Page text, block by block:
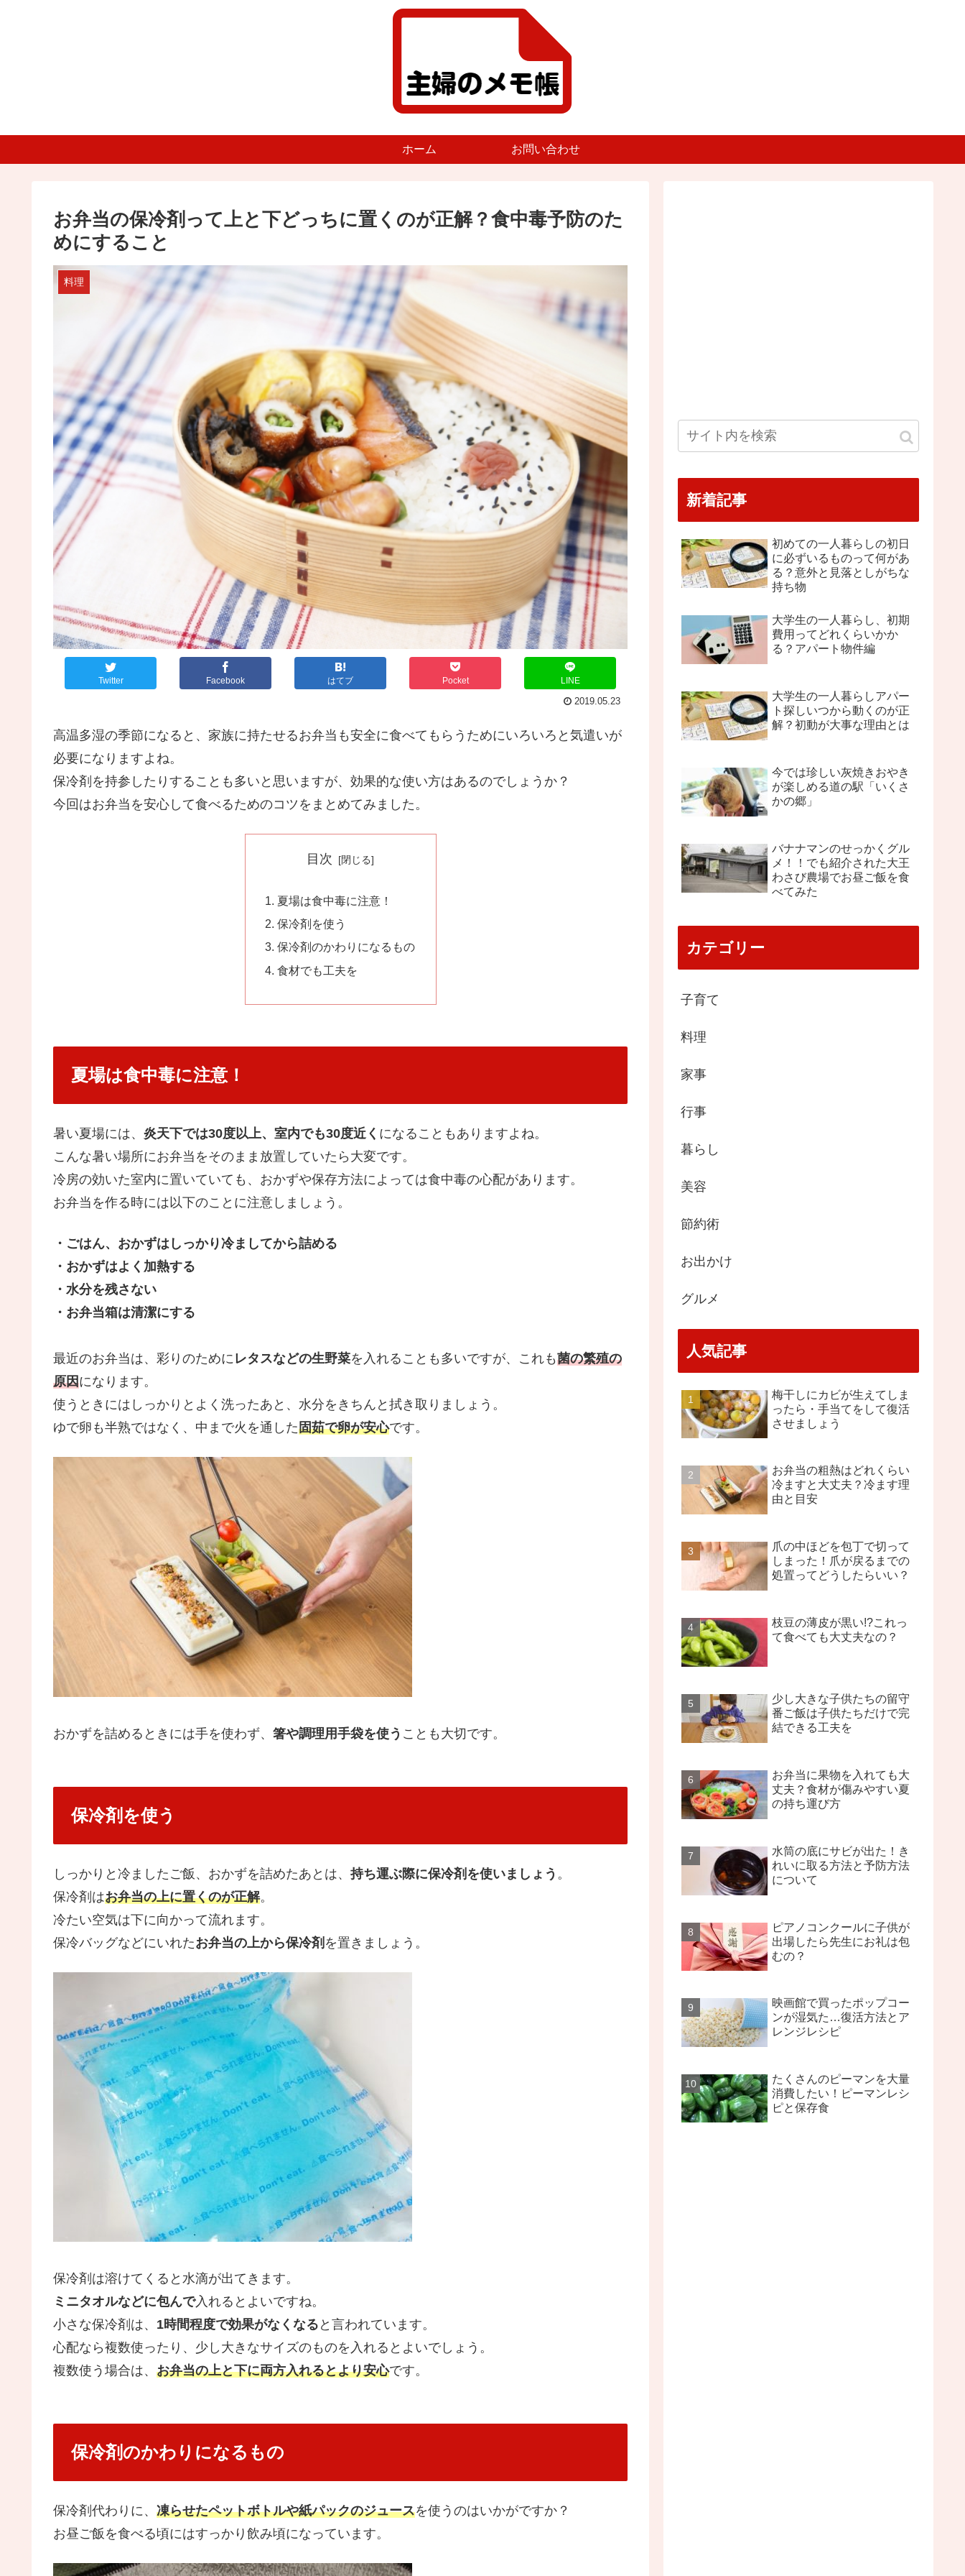
ホーム お問い合わせ
お弁当の保冷剤って上と下どっちに置くのが正解？食中毒予防のた
めにすること
料理
Twitter Facebook はてブ Pocket LINE
2019.05.23
高温多湿の季節になると、家族に持たせるお弁当も安全に食べてもらうためにいろいろと気遣いが
必要になりますよね。
保冷剤を持参したりすることも多いと思いますが、効果的な使い方はあるのでしょうか？
今回はお弁当を安心して食べるためのコツをまとめてみました。
目次
夏場は食中毒に注意！
保冷剤を使う
保冷剤のかわりになるもの
食材でも工夫を
夏場は食中毒に注意！
暑い夏場には、 炎天下では30度以上、室内でも30度近く になることもありますよね。
こんな暑い場所にお弁当をそのまま放置していたら大変です。
冷房の効いた室内に置いていても、おかずや保存方法によっては食中毒の心配があります。
お弁当を作る時には以下のことに注意しましょう。
・ごはん、おかずはしっかり冷ましてから詰める
・おかずはよく加熱する
・水分を残さない
・お弁当箱は清潔にする
最近のお弁当は、彩りのために レタスなどの生野菜を入れることも多いですが、これも菌の繁殖の
原因になります。
使うときにはしっかりとよく洗ったあと、水分をきちんと拭き取りましょう。
ゆで卵も半熟ではなく、中まで火を通した固茹で卵が安心です。
おかずを詰めるときには手を使わず、 箸や調理用手袋を使う ことも大切です。
保冷剤を使う
しっかりと冷ましたご飯、おかずを詰めたあとは、 持ち運ぶ際に保冷剤を使いましょう 。
保冷剤はお弁当の上に置くのが正解。
冷たい空気は下に向かって流れます。
保冷バッグなどにいれたお弁当の上から保冷剤 を置きましょう。
保冷剤は溶けてくると水滴が出てきます。
ミニタオルなどに包んで入れるとよいですね。
小さな保冷剤は、 1時間程度で効果がなくなる と言われています。
心配なら複数使ったり、少し大きなサイズのものを入れるとよいでしょう。
複数使う場合は、 お弁当の上と下に両方入れるとより安心です。
保冷剤のかわりになるもの
保冷剤代わりに、 凍らせたペットボトルや紙パックのジュースを使うのはいかがですか？
お昼ご飯を食べる頃にはすっかり飲み頃になっています。
新着記事
初めての一人暮らしの初日
に必ずいるものって何があ
る？意外と見落としがちな
持ち物
大学生の一人暮らし、初期
費用ってどれくらいかか
る？アパート物件編
大学生の一人暮らしアパー
ト探しいつから動くのが正
解？初動が大事な理由とは
今では珍しい灰焼きおやき
が楽しめる道の駅「いくさ
かの郷」
バナナマンのせっかくグル
メ！！でも紹介された大王
わさび農場でお昼ご飯を食
べてみた
カテゴリー
子育て
料理
家事
行事
暮らし
美容
節約術
お出かけ
グルメ
人気記事
梅干しにカビが生えてしま
ったら・手当てをして復活
させましょう
お弁当の粗熱はどれくらい
冷ますと大丈夫？冷ます理
由と目安
爪の中ほどを包丁で切って
しまった！爪が戻るまでの
処置ってどうしたらいい？
枝豆の薄皮が黒い!?これっ
て食べても大丈夫なの？
少し大きな子供たちの留守
番ご飯は子供たちだけで完
結できる工夫を
お弁当に果物を入れても大
丈夫？食材が傷みやすい夏
の持ち運び方
水筒の底にサビが出た！き
れいに取る方法と予防方法
について
ピアノコンクールに子供が
出場したら先生にお礼は包
むの？
映画館で買ったポップコー
ンが湿気た…復活方法とア
レンジレシピ
たくさんのピーマンを大量
消費したい！ピーマンレシ
ピと保存食